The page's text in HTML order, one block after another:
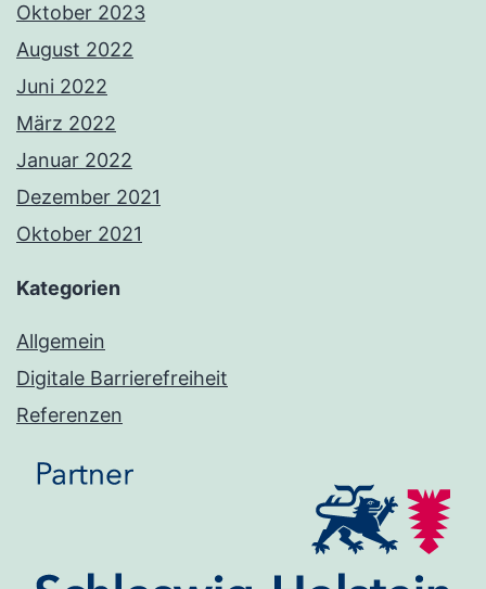
Oktober 2023
August 2022
Juni 2022
März 2022
Januar 2022
Dezember 2021
Oktober 2021
Kategorien
Allgemein
Digitale Barrierefreiheit
Referenzen